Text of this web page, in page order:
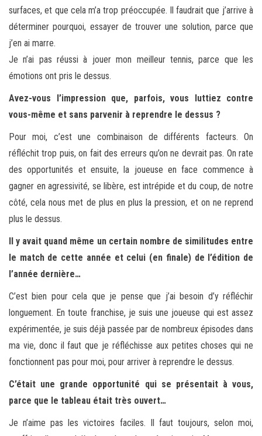
surfaces, et que cela m’a trop préoccupée. Il faudrait que j’arrive à
déterminer pourquoi, essayer de trouver une solution, parce que
j’en ai marre.
Je n’ai pas réussi à jouer mon meilleur tennis, parce que les
émotions ont pris le dessus.
Avez-vous l’impression que, parfois, vous luttiez contre
vous-même et sans parvenir à reprendre le dessus ?
Pour moi, c’est une combinaison de différents facteurs. On
réfléchit trop puis, on fait des erreurs qu’on ne devrait pas. On rate
des opportunités et ensuite, la joueuse en face commence à
gagner en agressivité, se libère, est intrépide et du coup, de notre
côté, cela nous met de plus en plus la pression, et on ne reprend
plus le dessus.
Il y avait quand même un certain nombre de similitudes entre
le match de cette année et celui (en finale) de l’édition de
l’année dernière…
C’est bien pour cela que je pense que j’ai besoin d’y réfléchir
longuement. En toute franchise, je suis une joueuse qui est assez
expérimentée, je suis déjà passée par de nombreux épisodes dans
ma vie, donc il faut que je réfléchisse aux petites choses qui ne
fonctionnent pas pour moi, pour arriver à reprendre le dessus.
C’était une grande opportunité qui se présentait à vous,
parce que le tableau était très ouvert…
Je n’aime pas les victoires faciles. Il faut toujours, selon moi,